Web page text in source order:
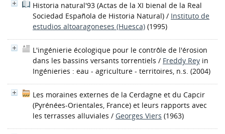
Historia natural'93 (Actas de la XI bienal de la Real
Sociedad Española de Historia Natural) / Instituto de
estudios altoaragoneses (Huesca) (1995)
L'ingénierie écologique pour le contrôle de l'érosion
dans les bassins versants torrentiels / Freddy Rey in
Ingénieries : eau - agriculture - territoires, n.s. (2004)
Les moraines externes de la Cerdagne et du Capcir
(Pyrénées-Orientales, France) et leurs rapports avec
les terrasses alluviales / Georges Viers (1963)